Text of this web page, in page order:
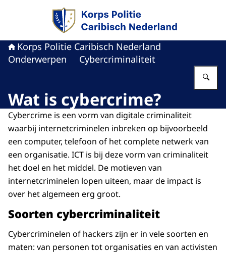
Naar de homepage van Politie Caribisch
Korps Politie Caribisch Nederland
Onderwerpen
Cybercriminaliteit
Wat is cybercrime?
Cybercrime is een vorm van digitale criminaliteit
waarbij internetcriminelen inbreken op bijvoorbeeld
een computer, telefoon of het complete netwerk van
een organisatie. ICT is bij deze vorm van criminaliteit
het doel en het middel. De motieven van
internetcriminelen lopen uiteen, maar de impact is
over het algemeen erg groot.
Soorten cybercriminaliteit
Cybercriminelen of hackers zijn er in vele soorten en
maten: van personen tot organisaties en van activisten